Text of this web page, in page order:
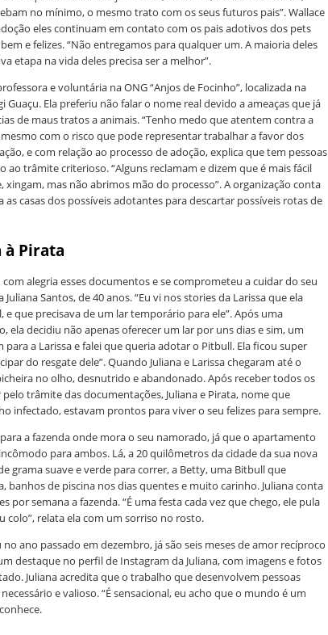
no mínimo, o mesmo trato com os seus futuros pais”. Wallace
eles continuam em contato com os pais adotivos dos pets
e felizes. “Não entregamos para qualquer um. A maioria deles
etapa na vida deles precisa ser a melhor”.
e voluntária na ONG “Anjos de Focinho”, localizada na
Guaçu. Ela preferiu não falar o nome real devido a ameaças que já
de maus tratos a animais. “Tenho medo que atentem contra a
com o risco que pode representar trabalhar a favor dos
e com relação ao processo de adoção, explica que tem pessoas
ao trâmite criterioso. “Alguns reclamam e dizem que é mais fácil
mas não abrimos mão do processo”. A organização conta
casas dos possíveis adotantes para descartar possíveis rotas de
à Pirata
alegria esses documentos e se comprometeu a cuidar do seu
Santos, de 40 anos. “Eu vi nos stories da Larissa que ela
que precisava de um lar temporário para ele”. Após uma
ela decidiu não apenas oferecer um lar por uns dias e sim, um
a Larissa e falei que queria adotar o Pitbull. Ela ficou super
do resgate dele”. Quando Juliana e Larissa chegaram até o
no olho, desnutrido e abandonado. Após receber todos os
trâmite das documentações, Juliana e Pirata, nome que
infectado, estavam prontos para viver o seu felizes para sempre.
a fazenda onde mora o seu namorado, já que o apartamento
para ambos. Lá, a 20 quilômetros da cidade da sua nova
grama suave e verde para correr, a Betty, uma Bitbull que
banhos de piscina nos dias quentes e muito carinho. Juliana conta
por semana a fazenda. “É uma festa cada vez que chego, ele pula
colo”, relata ela com um sorriso no rosto.
ano passado em dezembro, já são seis meses de amor recíproco
destaque no perfil de Instagram da Juliana, com imagens e fotos
Juliana acredita que o trabalho que desenvolvem pessoas
e valioso. “É sensacional, eu acho que o mundo é um